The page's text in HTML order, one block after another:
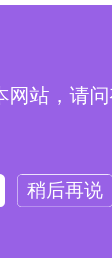
网站，请
稍后再说